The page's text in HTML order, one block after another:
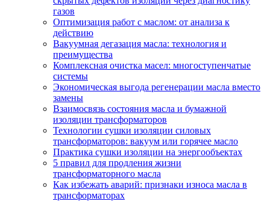
газов
Оптимизация работ с маслом: от анализа к
действию
Вакуумная дегазация масла: технология и
преимущества
Комплексная очистка масел: многоступенчатые
системы
Экономическая выгода регенерации масла вместо
замены
Взаимосвязь состояния масла и бумажной
изоляции трансформаторов
Технологии сушки изоляции силовых
трансформаторов: вакуум или горячее масло
Практика сушки изоляции на энергообъектах
5 правил для продления жизни
трансформаторного масла
Как избежать аварий: признаки износа масла в
трансформаторах